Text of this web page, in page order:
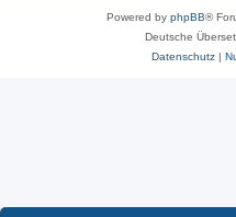
Powered by phpBB®
Deutsche
Datenschutz|